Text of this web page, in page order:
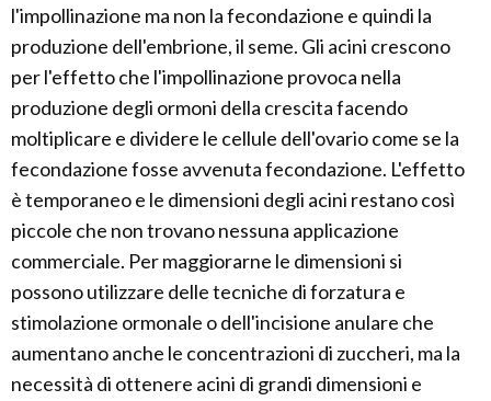
l'impollinazione ma non la fecondazione e quindi la
produzione dell'embrione, il seme. Gli acini crescono
per l'effetto che l'impollinazione provoca nella
produzione degli ormoni della crescita facendo
moltiplicare e dividere le cellule dell'ovario come se la
fecondazione fosse avvenuta fecondazione. L'effetto
è temporaneo e le dimensioni degli acini restano così
piccole che non trovano nessuna applicazione
commerciale. Per maggiorarne le dimensioni si
possono utilizzare delle tecniche di forzatura e
stimolazione ormonale o dell'incisione anulare che
aumentano anche le concentrazioni di zuccheri, ma la
necessità di ottenere acini di grandi dimensioni e